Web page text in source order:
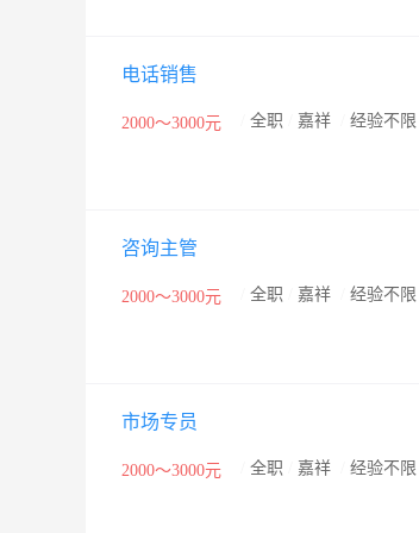
电话销售
2000～3000元 全职 嘉祥 经验不限
咨询主管
2000～3000元 全职 嘉祥 经验不限
市场专员
2000～3000元 全职 嘉祥 经验不限